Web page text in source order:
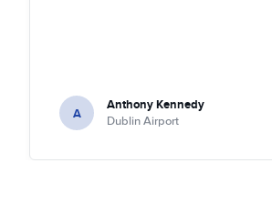
A Anthony Kennedy
Dublin Airport